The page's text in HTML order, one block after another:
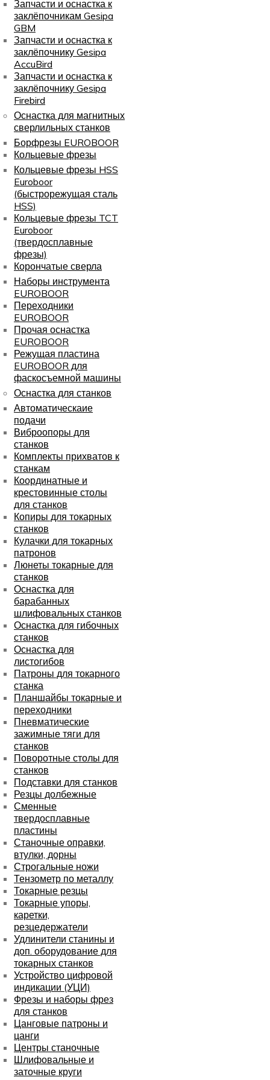
Запчасти и оснастка к
заклёпочникам Gesipa
GBM
Запчасти и оснастка к
заклёпочнику Gesipa
AccuBird
Запчасти и оснастка к
заклёпочнику Gesipa
Firebird
Оснастка для магнитных
сверлильных станков
Борфрезы EUROBOOR
Кольцевые фрезы
Кольцевые фрезы HSS
Euroboor
(быстрорежущая сталь
HSS)
Кольцевые фрезы TCT
Euroboor
(твердосплавные
фрезы)
Корончатые сверла
Наборы инструмента
EUROBOOR
Переходники
EUROBOOR
Прочая оснастка
EUROBOOR
Режущая пластина
EUROBOOR для
фаскосъемной машины
Оснастка для станков
Автоматическаие
подачи
Виброопоры для
станков
Комплекты прихватов к
станкам
Координатные и
крестовинные столы
для станков
Копиры для токарных
станков
Кулачки для токарных
патронов
Люнеты токарные для
станков
Оснастка для
барабанных
шлифовальных станков
Оснастка для гибочных
станков
Оснастка для
листогибов
Патроны для токарного
станка
Планшайбы токарные и
переходники
Пневматические
зажимные тяги для
станков
Поворотные столы для
станков
Подставки для станков
Резцы долбежные
Сменные
твердосплавные
пластины
Станочные оправки,
втулки, дорны
Строгальные ножи
Тензометр по металлу
Токарные резцы
Токарные упоры,
каретки,
резцедержатели
Удлинители станины и
доп. оборудование для
токарных станков
Устройство цифровой
индикации (УЦИ)
Фрезы и наборы фрез
для станков
Цанговые патроны и
цанги
Центры станочные
Шлифовальные и
заточные круги